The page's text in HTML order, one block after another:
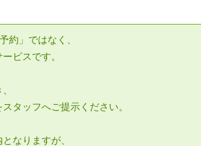
約」ではなく、
ビスです。
タッフへご提示ください。
なりますが、